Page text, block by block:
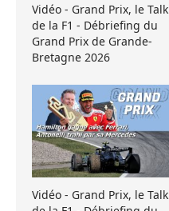
Vidéo - Grand Prix, le Talk
de la F1 - Débriefing du
Grand Prix de Grande-
Bretagne 2026
Vidéo - Grand Prix, le Talk